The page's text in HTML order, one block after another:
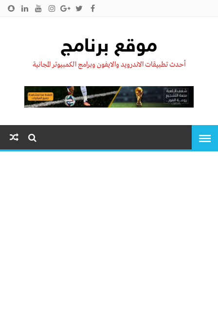
موقع برنامج
أحدث تطبيقات الاندرويد والايفون وبرامج الكمبيوتر المجانية